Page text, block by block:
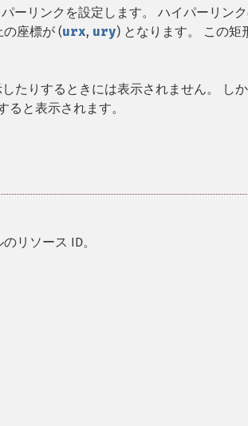
ーリンクを設定します。 ハイパーリン
の座標が (urx, ury) となります。 この
たりするときには表示されません。 し
と表示されます。
リソース ID。